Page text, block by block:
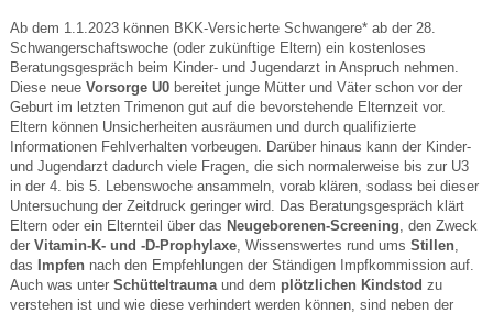
Ab dem 1.1.2023 können BKK-Versicherte Schwangere* ab der 28.
Schwangerschaftswoche (oder zukünftige Eltern) ein kostenloses
Beratungsgespräch beim Kinder- und Jugendarzt in Anspruch nehmen.
Diese neue Vorsorge U0bereitet junge Mütter und Väter schon vor der
Geburt im letzten Trimenon gut auf die bevorstehende Elternzeit vor.
Eltern können Unsicherheiten ausräumen und durch qualifizierte
Informationen Fehlverhalten vorbeugen. Darüber hinaus kann der Kinder-
und Jugendarzt dadurch viele Fragen, die sich normalerweise bis zur U3
in der 4. bis 5. Lebenswoche ansammeln, vorab klären, sodass bei dieser
Untersuchung der Zeitdruck geringer wird. Das Beratungsgespräch klärt
Eltern oder ein Elternteil über das Neugeborenen-Screening , den Zweck
der Vitamin-K- und -D-Prophylaxe, Wissenswertes rund ums Stillen,
das
Impfennach den Empfehlungen der Ständigen Impfkommission auf.
Auch was unter Schütteltraumaund dem plötzlichen Kindstod zu
verstehen ist und wie diese verhindert werden können, sind neben der